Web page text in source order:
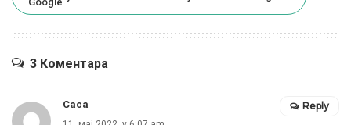
3 Коментара
Caca Reply